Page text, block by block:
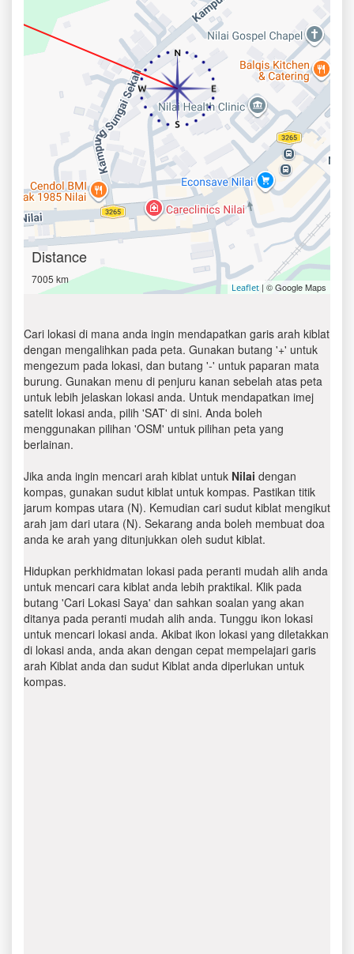
Distance
7005 km
Leaflet | © Google Maps
Cari lokasi di mana anda ingin mendapatkan garis arah kiblat
dengan mengalihkan pada peta. Gunakan butang '+' untuk
mengezum pada lokasi, dan butang '-' untuk paparan mata
burung. Gunakan menu di penjuru kanan sebelah atas peta
untuk lebih jelaskan lokasi anda. Untuk mendapatkan imej
satelit lokasi anda, pilih 'SAT' di sini. Anda boleh
menggunakan pilihan 'OSM' untuk pilihan peta yang
berlainan.
Jika anda ingin mencari arah kiblat untuk Nilai dengan
kompas, gunakan sudut kiblat untuk kompas. Pastikan titik
jarum kompas utara (N). Kemudian cari sudut kiblat mengikut
arah jam dari utara (N). Sekarang anda boleh membuat doa
anda ke arah yang ditunjukkan oleh sudut kiblat.
Hidupkan perkhidmatan lokasi pada peranti mudah alih anda
untuk mencari cara kiblat anda lebih praktikal. Klik pada
butang 'Cari Lokasi Saya' dan sahkan soalan yang akan
ditanya pada peranti mudah alih anda. Tunggu ikon lokasi
untuk mencari lokasi anda. Akibat ikon lokasi yang diletakkan
di lokasi anda, anda akan dengan cepat mempelajari garis
arah Kiblat anda dan sudut Kiblat anda diperlukan untuk
kompas.